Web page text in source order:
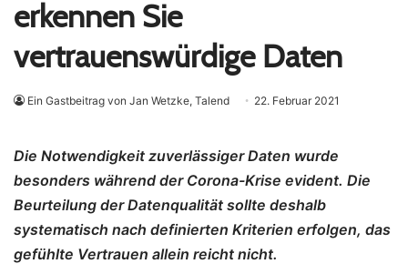
erkennen Sie
vertrauenswürdige Daten
Ein Gastbeitrag von Jan Wetzke, Talend 22. Februar 2021
Die Notwendigkeit zuverlässiger Daten wurde
besonders während der Corona-Krise evident. Die
Beurteilung der Datenqualität sollte deshalb
systematisch nach definierten Kriterien erfolgen, das
gefühlte Vertrauen allein reicht nicht.